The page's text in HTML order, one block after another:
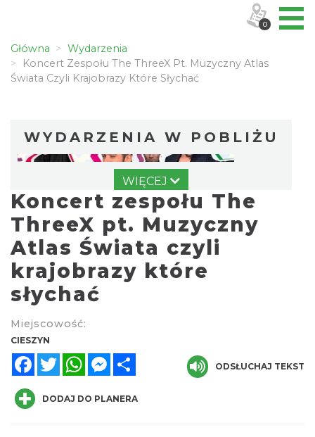
Główna
Wydarzenia
Koncert Zespołu The ThreeX Pt. Muzyczny Atlas
Świata Czyli Krajobrazy Które Słychać
WYDARZENIA W POBLIŻU
Spektakl "Tajemnica 16. piętra"
Cieszyn
0.00 km
WIĘCEJ
Koncert zespołu The
ThreeX pt. Muzyczny
Atlas Świata czyli
krajobrazy które
słychać
Miejscowość:
CIESZYN
FacebookTwitterWhatsAppMessenger
ODSŁUCHAJ TEKST
DODAJ DO PLANERA
0